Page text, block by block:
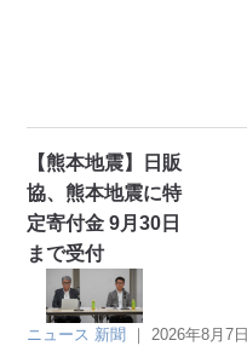
【熊本地震】日販
協、熊本地震に特
定寄付金 9月30日
まで受付
ニュース 新聞 ｜2026年8月7日